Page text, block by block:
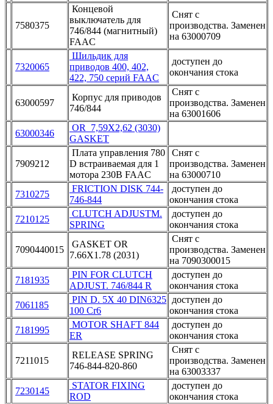
7580375
Концевой
выключатель для
746/844 (магнитный)
FAAC
Снят с
производства. Заменен
на 63000709
7320065
Шильдик для
приводов 400, 402,
422, 750 серий FAAC
доступен до
окончания стока
63000597
Корпус для приводов
746/844
Снят с
производства. Заменен
на 63001606
63000346
OR 7,59X2,62 (3030)
GASKET
7909212
Плата управления 780
D встраиваемая для 1
мотора 230В FAAC
Снят с
производства. Заменен
на 63000710
7310275
FRICTION DISK 744-
746-844
доступен до
окончания стока
7210125
CLUTCH ADJUSTM.
SPRING
доступен до
окончания стока
7090440015
GASKET OR
7.66X1.78 (2031)
Снят с
производства. Заменен
на 7090300015
7181935
PIN FOR CLUTCH
ADJUST. 746/844 R
доступен до
окончания стока
7061185
PIN D. 5X 40 DIN6325
100 Cr6
доступен до
окончания стока
7181995
MOTOR SHAFT 844
ER
доступен до
окончания стока
7211015
RELEASE SPRING
746-844-820-860
Снят с
производства. Заменен
на 63003337
7230145
STATOR FIXING
ROD
доступен до
окончания стока